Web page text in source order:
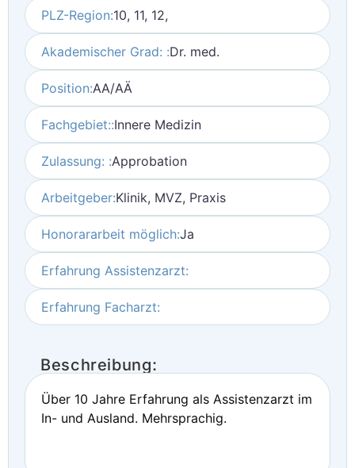
PLZ-Region:10, 11, 12,
Akademischer Grad: :Dr. med.
Position:AA/AÄ
Fachgebiet::Innere Medizin
Zulassung: :Approbation
Arbeitgeber:Klinik, MVZ, Praxis
Honorararbeit möglich:Ja
Erfahrung Assistenzarzt:
Erfahrung Facharzt:
Beschreibung:
Über 10 Jahre Erfahrung als Assistenzarzt im
In- und Ausland. Mehrsprachig.